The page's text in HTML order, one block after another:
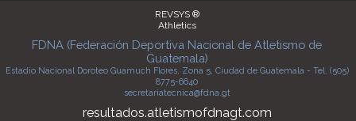
REVSYS ®
Athletics
FDNA (Federación Deportiva Nacional de Atletismo de
Guatemala)
Estadio Nacional Doroteo Guamuch Flores, Zona 5, Ciudad de Guatemala - Tel. (505)
8775-6640
secretariatecnica@fdna.gt
resultados.atletismofdnagt.com